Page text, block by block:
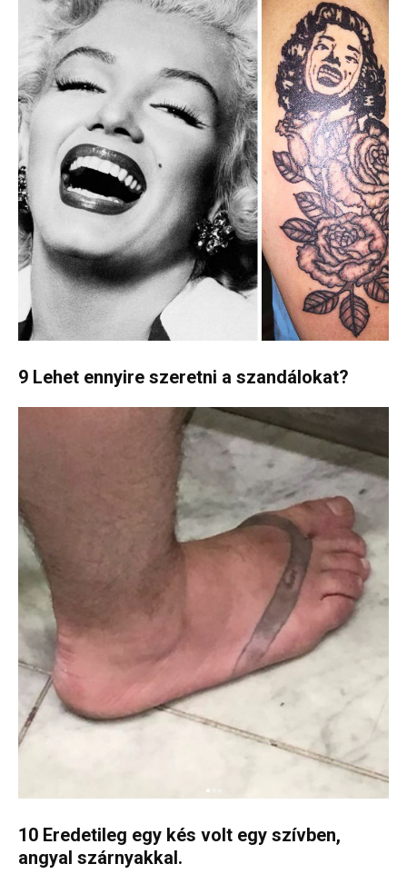
9 Lehet ennyire szeretni a szandálokat?
10 Eredetileg egy kés volt egy szívben,
angyal szárnyakkal.